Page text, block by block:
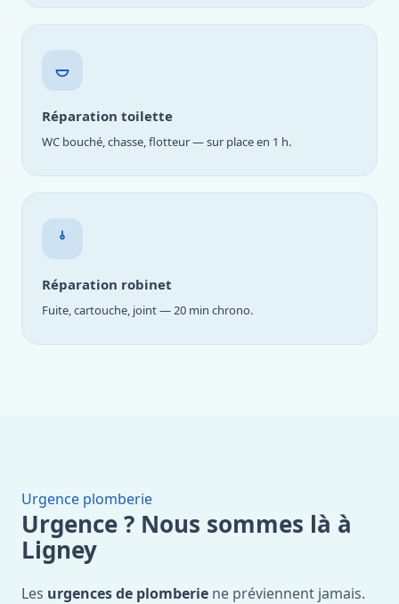
Réparation toilette
WC bouché, chasse, flotteur — sur place en 1 h.
Réparation robinet
Fuite, cartouche, joint — 20 min chrono.
Urgence plomberie
Urgence ? Nous sommes là à
Ligney
Les urgences de plomberie ne préviennent jamais.